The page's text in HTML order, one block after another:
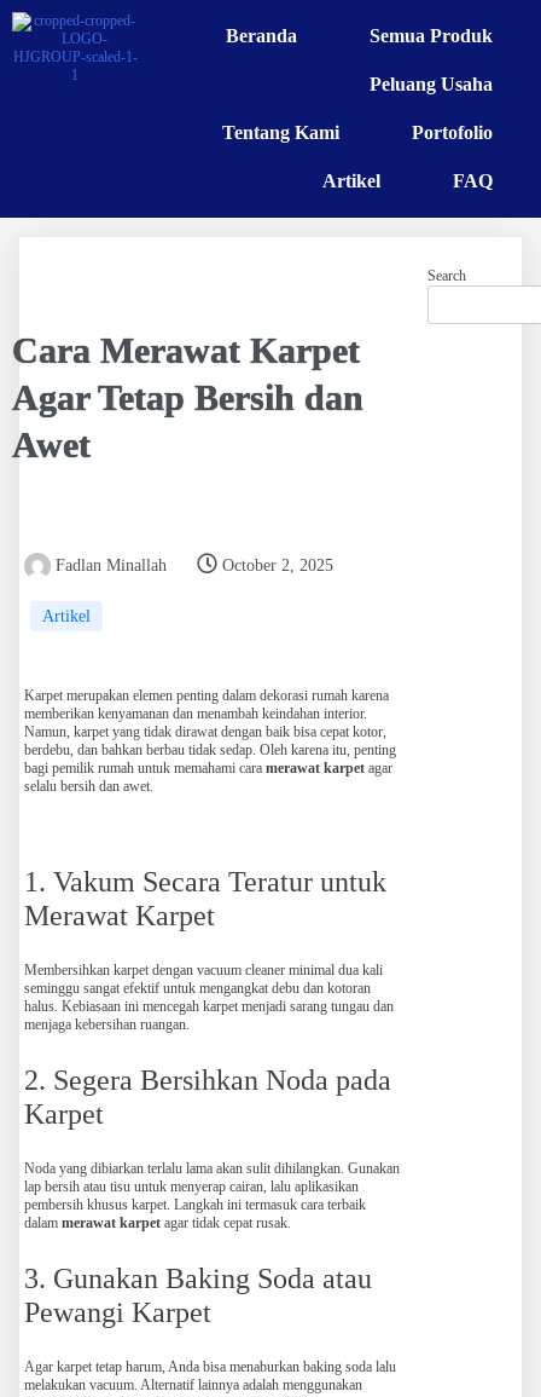
Beranda Semua Produk
Peluang Usaha
Tentang Kami Portofolio
Artikel FAQ
Cara Merawat Karpet
Agar Tetap Bersih dan
Awet
Fadlan Minallah October 2, 2025
Artikel
Karpet merupakan elemen penting dalam dekorasi rumah karena
memberikan kenyamanan dan menambah keindahan interior.
Namun, karpet yang tidak dirawat dengan baik bisa cepat kotor,
berdebu, dan bahkan berbau tidak sedap. Oleh karena itu, penting
bagi pemilik rumah untuk memahami cara merawat karpet agar
selalu bersih dan awet.
1. Vakum Secara Teratur untuk
Merawat Karpet
Membersihkan karpet dengan vacuum cleaner minimal dua kali
seminggu sangat efektif untuk mengangkat debu dan kotoran
halus. Kebiasaan ini mencegah karpet menjadi sarang tungau dan
menjaga kebersihan ruangan.
2. Segera Bersihkan Noda pada
Karpet
Noda yang dibiarkan terlalu lama akan sulit dihilangkan. Gunakan
lap bersih atau tisu untuk menyerap cairan, lalu aplikasikan
pembersih khusus karpet. Langkah ini termasuk cara terbaik
dalam merawat karpet agar tidak cepat rusak.
3. Gunakan Baking Soda atau
Pewangi Karpet
Agar karpet tetap harum, Anda bisa menaburkan baking soda lalu
melakukan vacuum. Alternatif lainnya adalah menggunakan
Search